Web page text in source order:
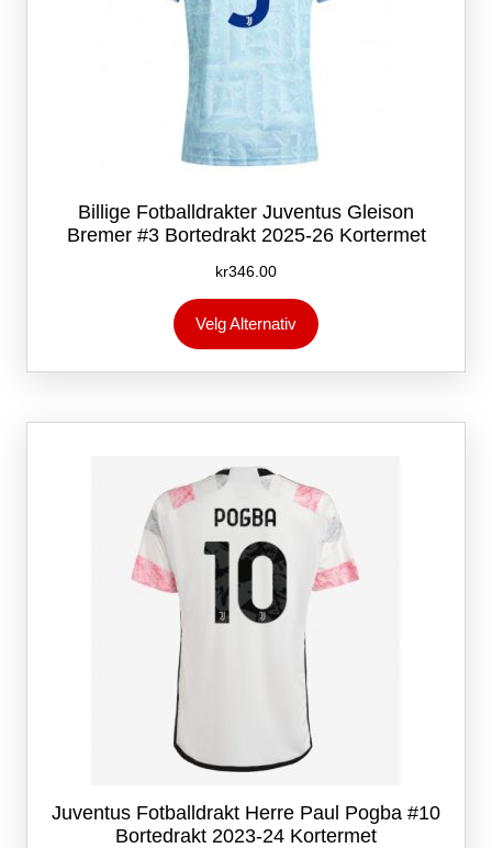
Billige Fotballdrakter Juventus Gleison
Bremer #3 Bortedrakt 2025-26 Kortermet
kr346.00
Velg Alternativ
produktet
flere
Alternativene
på
produktsiden
Juventus Fotballdrakt Herre Paul Pogba #10
Bortedrakt 2023-24 Kortermet